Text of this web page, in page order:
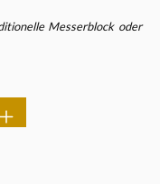
Messerblock oder